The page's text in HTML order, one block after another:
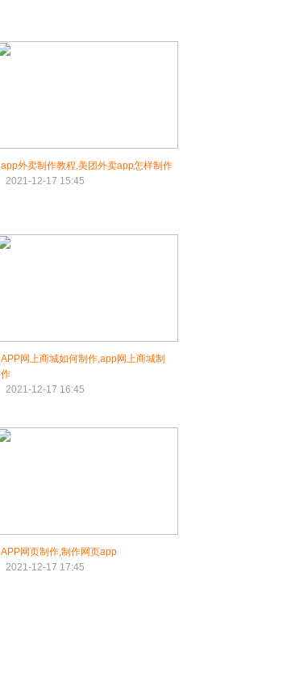
app外卖制作教程,美团外卖app怎样制作
2021-12-17 15:45
APP网上商城如何制作,app网上商城制
作
2021-12-17 16:45
APP网页制作,制作网页app
2021-12-17 17:45